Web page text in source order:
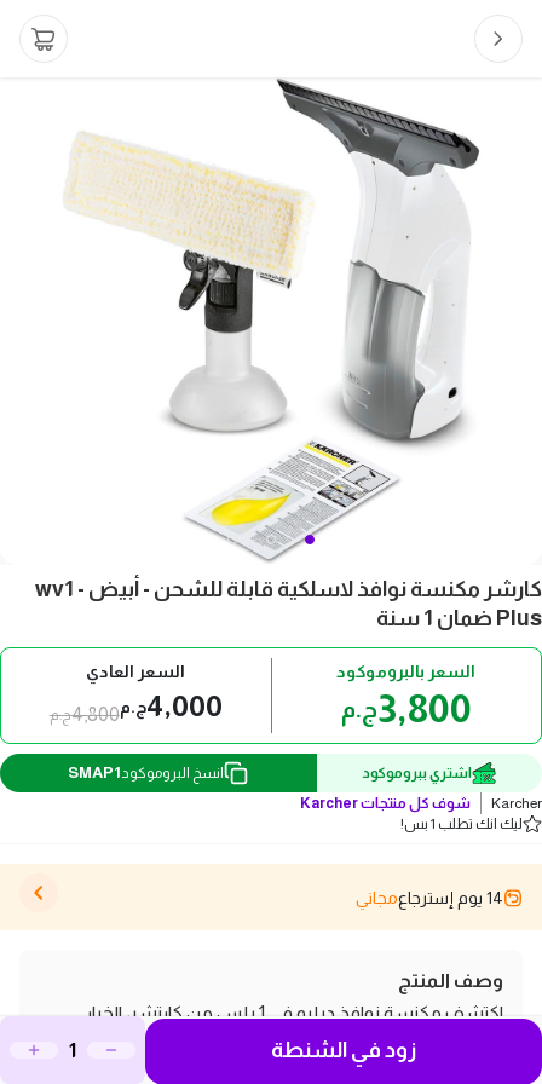
كارشر مكنسة نوافذ لاسلكية قابلة للشحن - أبيض - wv1
Plus ضمان 1 سنة
السعر بالبروموكود
3,800ج.م
السعر العادي
4,000ج.م4,800ج.م
اشتري ببروموكود انسخ البروموكود SMAP1
Karcher شوف كل منتجاتKarcher
ليك انك تطلب 1 بس!
14 يوم إسترجاع مجاني
وصف المنتج
اكتشف مكنسة نوافذ دبليو في 1 بلس من كارتشر، الخيار
المثالي لتنظيف النوافذ بفعالية وسهولة، حيث تجمع بين
زود في الشنطة